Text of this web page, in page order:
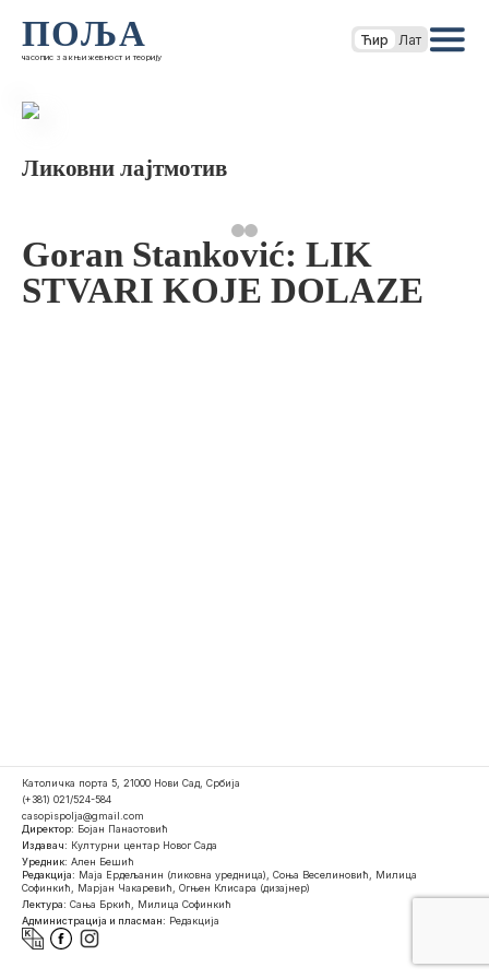
ПОЉА
часопис за књижевност и теорију
Ћир Лат
Ликовни лајтмотив
Goran Stanković: LIK
STVARI KOJE DOLAZE
Католичка порта 5, 21000 Нови Сад, Србија
(+381) 021/524-584
casopispolja@gmail.com
Директор: Бојан Панаотовић
Издавач: Културни центар Новог Сада
Уредник: Ален Бешић
Редакција: Маја Ердељанин (ликовна уредница), Соња Веселиновић, Милица
Софинкић, Марјан Чакаревић, Огњен Клисара (дизајнер)
Лектура: Сања Бркић, Милица Софинкић
Администрација и пласман: Редакција